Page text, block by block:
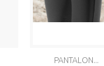
PANTALON...